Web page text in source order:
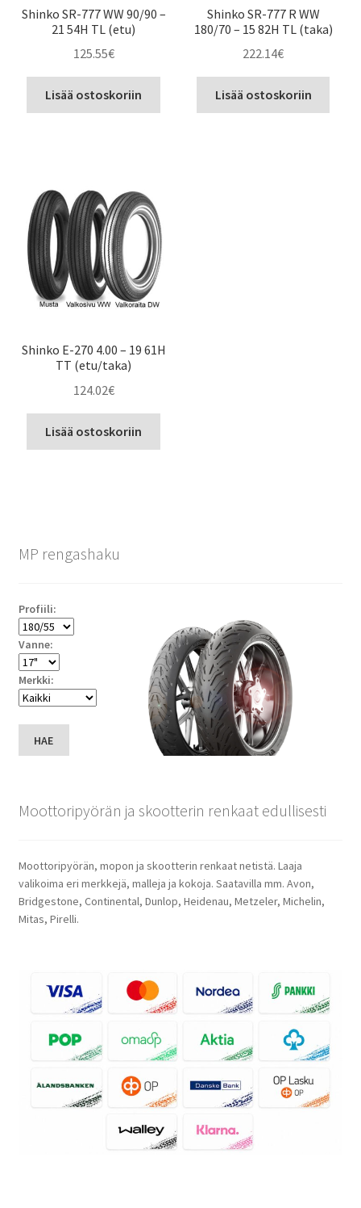
Shinko SR-777 WW 90/90 –
21 54H TL (etu)
125.55€
Lisää ostoskoriin
Shinko SR-777 R WW
180/70 – 15 82H TL (taka)
222.14€
Lisää ostoskoriin
Shinko E-270 4.00 – 19 61H
TT (etu/taka)
124.02€
Lisää ostoskoriin
MP rengashaku
Profiili:
Vanne:
Merkki:
HAE
Moottoripyörän ja skootterin renkaat edullisesti
Moottoripyörän, mopon ja skootterin renkaat netistä. Laaja
valikoima eri merkkejä, malleja ja kokoja. Saatavilla mm. Avon,
Bridgestone, Continental, Dunlop, Heidenau, Metzeler, Michelin,
Mitas, Pirelli.